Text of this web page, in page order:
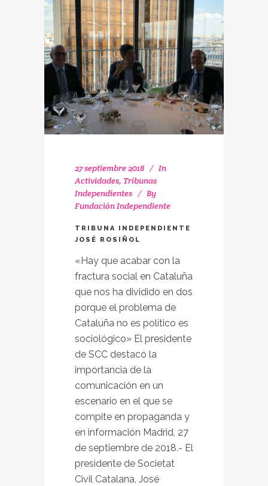
27 septiembre 2018
In
Actividades, Tribunas
Independientes
By
Fundación Independiente
TRIBUNA INDEPENDIENTE
JOSÉ ROSIÑOL
«Hay que acabar con la
fractura social en Cataluña
que nos ha dividido en dos
porque el problema de
Cataluña no es político es
sociológico» El presidente
de SCC destacó la
importancia de la
comunicación en un
escenario en el que se
compite en propaganda y
en información Madrid, 27
de septiembre de 2018.- El
presidente de Societat
Civil Catalana, José